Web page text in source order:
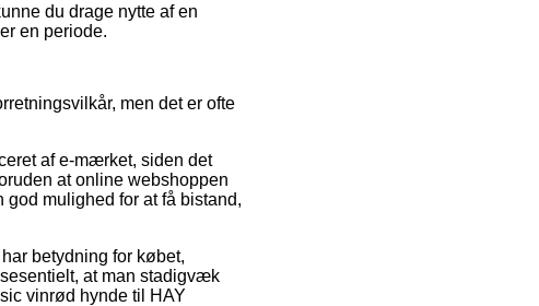
du drage nytte af en
en periode.
men det er ofte
af e-mærket, siden det
at online webshoppen
mulighed for at få bistand,
betydning for købet,
at man stadigvæk
vinrød hynde til HAY